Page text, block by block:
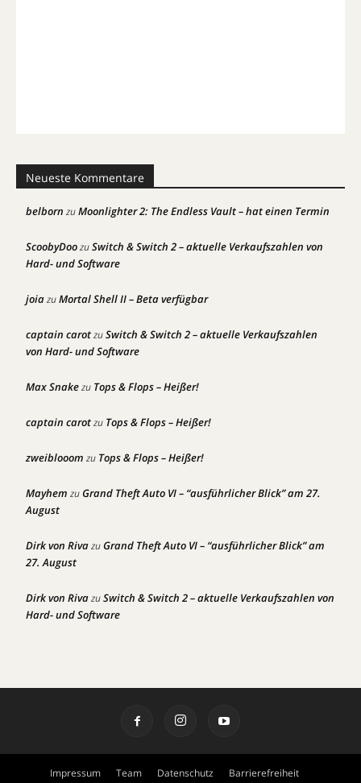
Neueste Kommentare
belborn zuMoonlighter 2: The Endless Vault – hat einen Termin
ScoobyDoozuSwitch & Switch 2 – aktuelle Verkaufszahlen von
Hard- und Software
joiazuMortal Shell II – Beta verfügbar
captain carotzuSwitch & Switch 2 – aktuelle Verkaufszahlen
von Hard- und Software
Max Snakezu Tops & Flops – Heißer!
captain carotzu Tops & Flops – Heißer!
zweiblooom zu Tops & Flops – Heißer!
Mayhem zuGrand Theft Auto VI – “ausführlicher Blick” am 27.
August
Dirk von RivazuGrand Theft Auto VI – “ausführlicher Blick” am
27. August
Dirk von RivazuSwitch & Switch 2 – aktuelle Verkaufszahlen von
Hard- und Software
Impressum Team Datenschutz Barrierefreiheit